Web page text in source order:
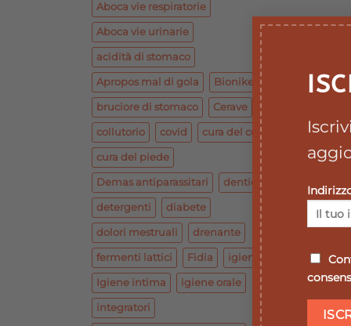
Aboca vie respiratorie
Aboca vie urinarie
acidità di stomaco
Apropos mal di gola Bionike base
bruciore di stomaco Cerave
collutorio covid cura del corpo
cura del piede
Demas antiparassitari dentiera
detergenti diabete
dolori mestruali drenante
fermenti lattici Fidia igiene
Igiene intima igiene orale
integratori